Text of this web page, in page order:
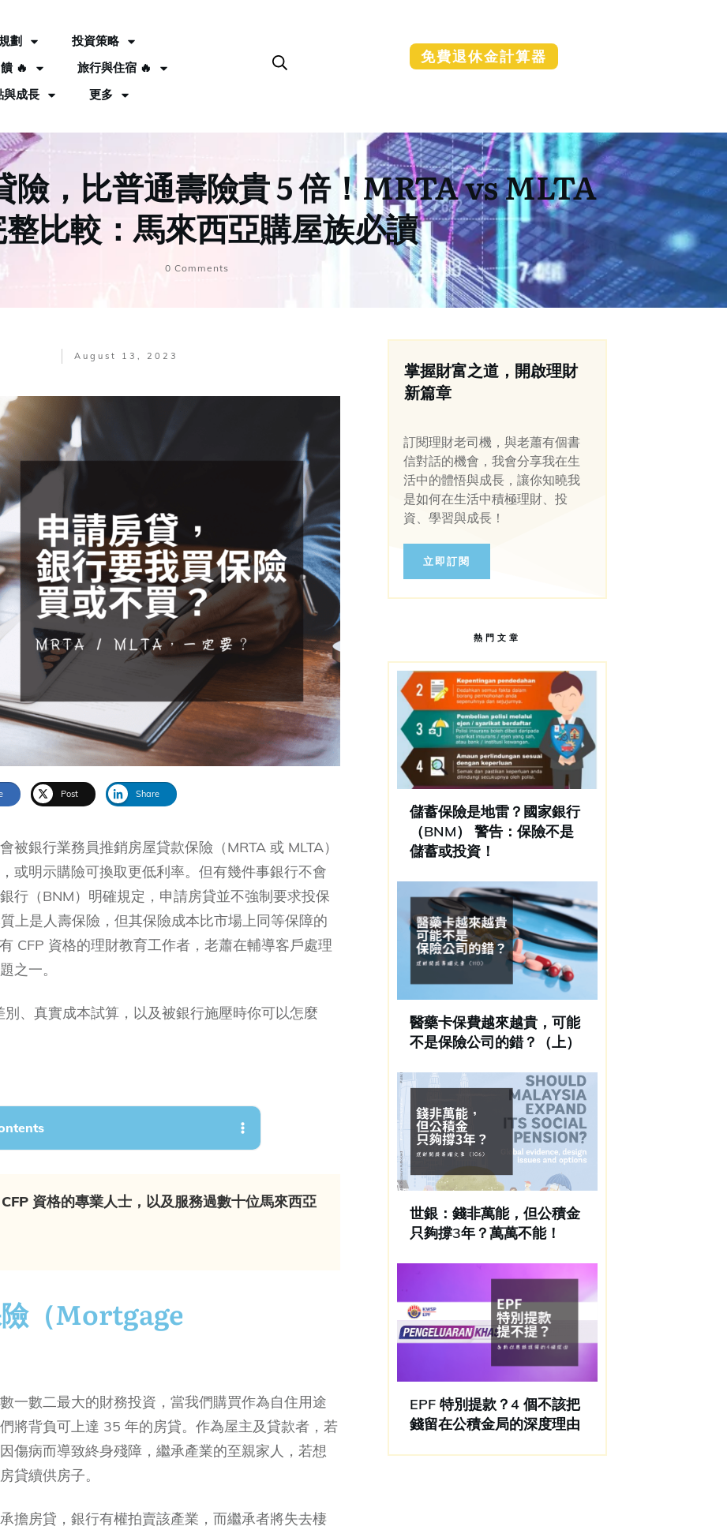
劃
投資策略
🔥
旅行與住宿 🔥
與成長
更多
免費退休金計算器
險，比普通壽險貴 5 倍！MRTA vs MLTA
比較：馬來西亞購屋族必讀
0 Comments
August 13, 2023
Post Share
被銀行業務員推銷房屋貸款保險（MRTA 或 MLTA）
明示購險可換取更低利率。但有幾件事銀行不會
行（BNM）明確規定，申請房貸並不強制要求投保
上是人壽保險，但其保險成本比市場上同等保障的
CFP 資格的理財教育工作者，老蕭在輔導客戶處理
之一。
、真實成本試算，以及被銀行施壓時你可以怎麼
資格的專業人士，以及服務過數十位馬來西亞
（Mortgage
一數二最大的財務投資，當我們購買作為自住用途
將背負可上達 35 年的房貸。作為屋主及貸款者，若
傷病而導致終身殘障，繼承產業的至親家人，若想
貸續供房子。
擔房貸，銀行有權拍賣該產業，而繼承者將失去棲
掌握財富之道，開啟理財
新篇章
訂閱理財老司機，與老蕭有個書
信對話的機會，我會分享我在生
活中的體悟與成長，讓你知曉我
是如何在生活中積極理財、投
資、學習與成長！
立即訂閱
熱門文章
儲蓄保險是地雷？國家銀行
（BNM） 警告：保險不是
儲蓄或投資！
醫藥卡保費越來越貴，可能
不是保險公司的錯？（上）
世銀：錢非萬能，但公積金
只夠撐3年？萬萬不能！
EPF 特別提款？4 個不該把
錢留在公積金局的深度理由